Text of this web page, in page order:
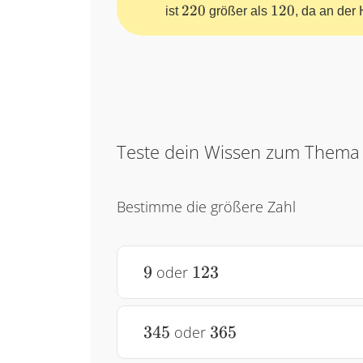
ist 220
220 größer als 120
120, da an der
Teste dein Wissen zum Thema
Bestimme die größere Zahl
9
9 oder 123
123
345
345 oder 365
365